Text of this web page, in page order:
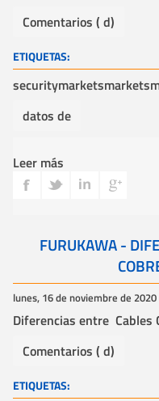
Comentarios ( d)
ETIQUETAS:
securitymarketsmarket
datos de
Leer más
FURUKAWA -
lunes, 16 de noviembre de 2020
Diferencias entre Cables
Comentarios ( d)
ETIQUETAS: